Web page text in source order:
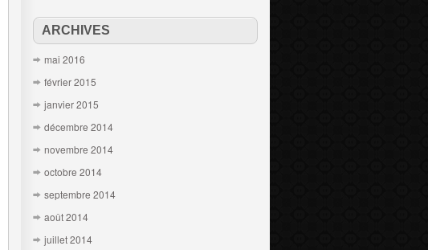
ARCHIVES
mai 2016
février 2015
janvier 2015
décembre 2014
novembre 2014
octobre 2014
septembre 2014
août 2014
juillet 2014